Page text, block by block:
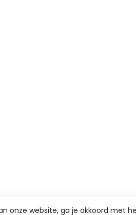
onze website, ga je akkoord met